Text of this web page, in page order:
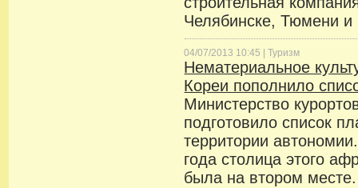
Челябинске, Тюмени
04/07/2013 10:45 |Туризм
Нематериальное
Кореи пополнило
Министерство
подготовило список
территории
года столица этого
была на втором месте.